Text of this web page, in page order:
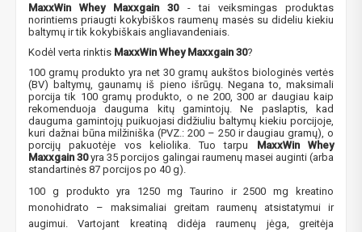
MaxxWin Whey Maxxgain 30- tai veiksmingas produktas
norintiems priaugti kokybiškos raumenų masės su dideliu kiekiu
baltymų ir tik kokybiškais angliavandeniais.
Kodėl verta rinktis MaxxWin Whey Maxxgain 30?
100 gramų produkto yra net 30 gramų aukštos biologinės vertės
(BV) baltymų, gaunamų iš pieno išrūgų. Negana to, maksimali
porcija tik 100 gramų produkto, o ne 200, 300 ar daugiau kaip
rekomenduoja dauguma kitų gamintojų. Ne paslaptis, kad
dauguma gamintojų puikuojasi didžiuliu baltymų kiekiu porcijoje,
kuri dažnai būna milžiniška (PVZ.: 200 – 250 ir daugiau gramų), o
porcijų pakuotėje vos keliolika. Tuo tarpu MaxxWin Whey
Maxxgain 30yra 35 porcijos galingai raumenų masei auginti (arba
standartinės 87 porcijos po 40 g).
100 g produkto yra 1250 mg Taurino ir 2500 mg kreatino
monohidrato – maksimaliai greitam raumenų atsistatymui ir
augimui. Vartojant kreatiną didėja raumenų jėga, greitėja